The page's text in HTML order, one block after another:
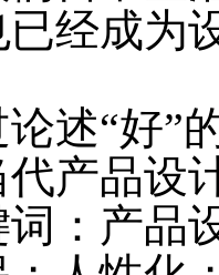
经成为
述“好”
产品设
产品设